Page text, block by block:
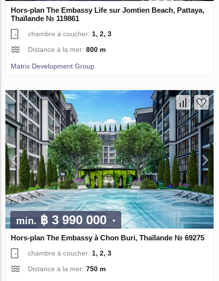
Hors-plan The Embassy Life sur Jomtien Beach, Pattaya,
Thaïlande № 119861
chambre à coucher: 1, 2, 3
Distance à la mer:800 m
Matrix Development Group
min. ฿ 3 990 000
Hors-plan The Embassy à Chon Buri, Thaïlande № 69275
chambre à coucher:1, 2, 3
Distance à la mer:750 m